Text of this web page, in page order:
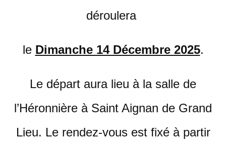
déroulera
le Dimanche 14 Décembre 2025.
Le départ aura lieu à la salle de
l’Héronnière à Saint Aignan de Grand
Lieu. Le rendez-vous est fixé à partir